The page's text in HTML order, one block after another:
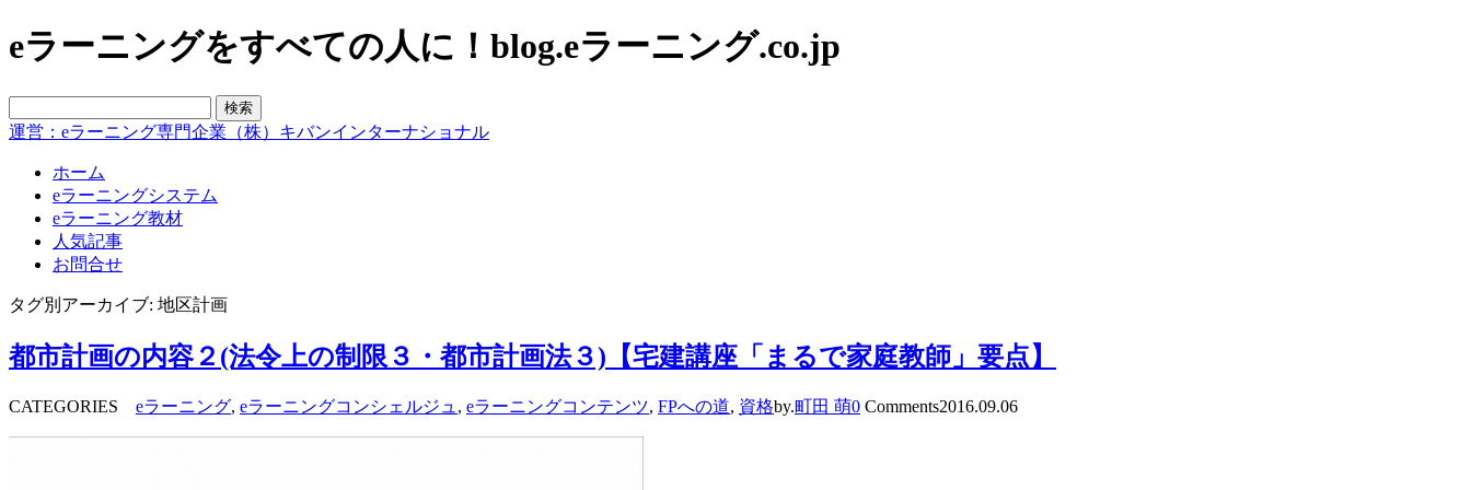
eラーニングをすべての人に！blog.eラーニング.co.jp
運営：eラーニング専門企業（株）キバンインターナショナル
ホーム
eラーニングシステム
eラーニング教材
人気記事
お問合せ
タグ別アーカイブ: 地区計画
都市計画の内容２(法令上の制限３・都市計画法３)【宅建講座「まるで家庭教師」要点】
CATEGORIES eラーニング, eラーニングコンシェルジュ , eラーニングコンテンツ, FPへの道, 資格by.町田 萌0 Comments2016.09.06